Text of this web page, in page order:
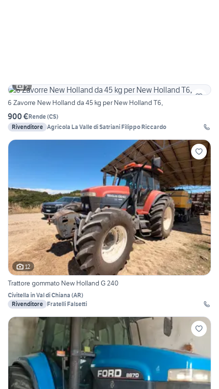
5
6 Zavorre New Holland da 45 kg per New Holland T6,
900 €Rende(CS)
Rivenditore Agricola La Valle di Satriani Filippo Riccardo
12
Trattore gommato New Holland G 240
Civitella in Val di Chiana (AR)
Rivenditore Fratelli Falsetti